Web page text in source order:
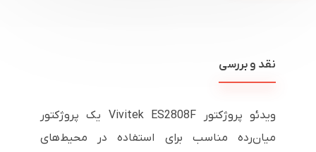
نقد و بررسی
ویدئو پروژکتور Vivitek ES2808F یک پروژکتور
میان‌رده مناسب برای استفاده در محیط‌های